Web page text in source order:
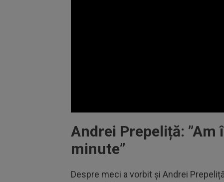
Andrei Prepeliță:
minute”
Despre meci a vorbit și Andrei